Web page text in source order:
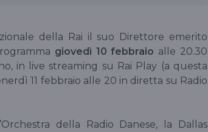
della Rai il suo Direttore emerito
giovedì 10 febbraio alle 20.30
in live streaming su Rai Play (a questa
11 febbraio alle 20 in diretta su Radio
della Radio Danese, la Dallas